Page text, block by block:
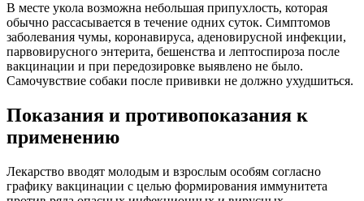
В месте укола возможна небольшая припухлость, которая
обычно рассасывается в течение одних суток. Симптомов
заболевания чумы, коронавируса, аденовирусной инфекции,
парвовирусного энтерита, бешенства и лептоспироза после
вакцинации и при передозировке выявлено не было.
Самочувствие собаки после прививки не должно ухудшиться.
Показания и противопоказания к
применению
Лекарство вводят молодым и взрослым особям согласно
графику вакцинации с целью формирования иммунитета